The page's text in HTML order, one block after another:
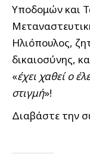
Υποδομών και
Ηλιόπουλος,
δικαιοσύνης,
«έχει χαθεί ο
στιγμή»!
Διαβάστε την